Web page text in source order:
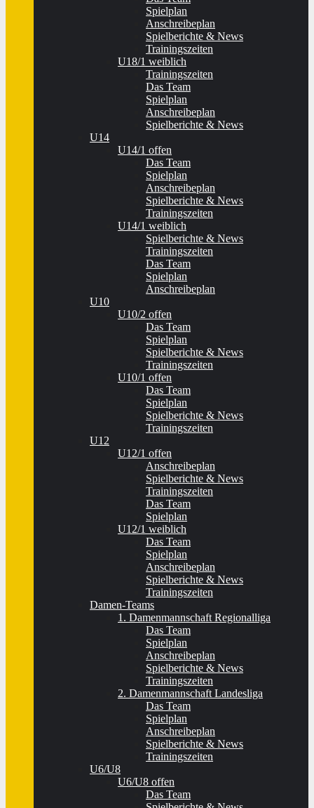
Spielplan
Anschreibeplan
Spielberichte & News
Trainingszeiten
U18/1 weiblich
Trainingszeiten
Das Team
Spielplan
Anschreibeplan
Spielberichte & News
U14
U14/1 offen
Das Team
Spielplan
Anschreibeplan
Spielberichte & News
Trainingszeiten
U14/1 weiblich
Spielberichte & News
Trainingszeiten
Das Team
Spielplan
Anschreibeplan
U10
U10/2 offen
Das Team
Spielplan
Spielberichte & News
Trainingszeiten
U10/1 offen
Das Team
Spielplan
Spielberichte & News
Trainingszeiten
U12
U12/1 offen
Anschreibeplan
Spielberichte & News
Trainingszeiten
Das Team
Spielplan
U12/1 weiblich
Das Team
Spielplan
Anschreibeplan
Spielberichte & News
Trainingszeiten
Damen-Teams
1. Damenmannschaft Regionalliga
Das Team
Spielplan
Anschreibeplan
Spielberichte & News
Trainingszeiten
2. Damenmannschaft Landesliga
Das Team
Spielplan
Anschreibeplan
Spielberichte & News
Trainingszeiten
U6/U8
U6/U8 offen
Das Team